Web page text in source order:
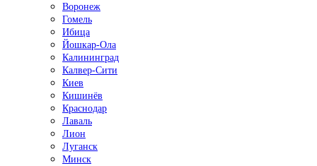
Воронеж
Гомель
Ибица
Йошкар-Ола
Калининград
Калвер-Сити
Киев
Кишинёв
Краснодар
Лаваль
Лион
Луганск
Минск